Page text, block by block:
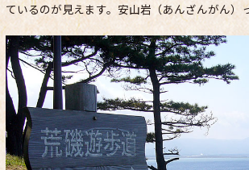
ているのが見えます。安山岩（あんざんがん）